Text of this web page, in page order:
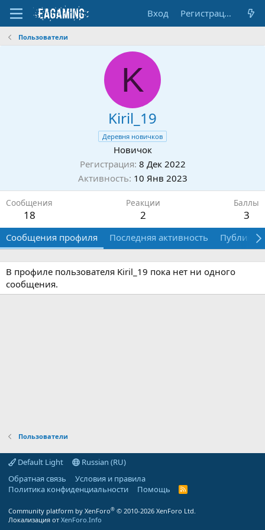
Вход Регистрация
Пользователи
K
Kiril_19
Деревня новичков
Новичок
Регистрация 8 Дек 2022
Активность 10 Янв 2023
Сообщения
18
Реакции
2
Баллы
3
Сообщения профиля Последняя активность
В профиле пользователя Kiril_19 пока нет ни одного
сообщения.
Пользователи
Default Light
Russian (RU)
Обратная связь
Условия и правила
Политика конфиденциальности
Помощь
R
Community platform by XenForo® © 2010-2026 XenForo Ltd.
Локализация от XenForo.Info